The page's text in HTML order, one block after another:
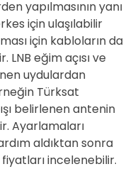
yapılmasının yanı
için ulaşılabilir
için kabloların da
eğim açısı ve
uydulardan
Türksat
belirlenen antenin
Ayarlamaları
aldıktan sonra
incelenebilir.